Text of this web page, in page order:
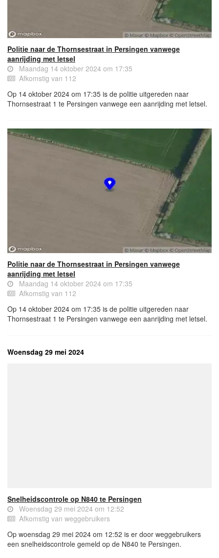
Politie naar de Thornsestraat in Persingen vanwege
aanrijding met letsel
Maandag 14 oktober 2024 om 17:35
Afkomstig van 112
Op 14 oktober 2024 om 17:35 is de politie uitgereden naar
Thornsestraat 1 te Persingen vanwege een aanrijding met letsel.
Politie naar de Thornsestraat in Persingen vanwege
aanrijding met letsel
Maandag 14 oktober 2024 om 17:35
Afkomstig van 112
Op 14 oktober 2024 om 17:35 is de politie uitgereden naar
Thornsestraat 1 te Persingen vanwege een aanrijding met letsel.
Woensdag 29 mei 2024
Snelheidscontrole op N840 te Persingen
Woensdag 29 mei 2024 om 12:52
Afkomstig van weggebruikers
Op woensdag 29 mei 2024 om 12:52 is er door weggebruikers
een snelheidscontrole gemeld op de N840 te Persingen.